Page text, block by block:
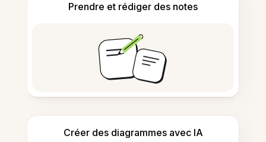
Prendre et rédiger des notes
Créer des diagrammes avec IA